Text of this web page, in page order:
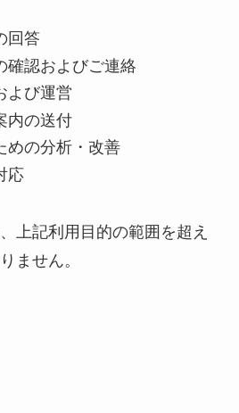
回答
確認およびご連絡
よび運営
内の送付
めの分析・改善
応
上記利用目的の範囲を超え
ません。